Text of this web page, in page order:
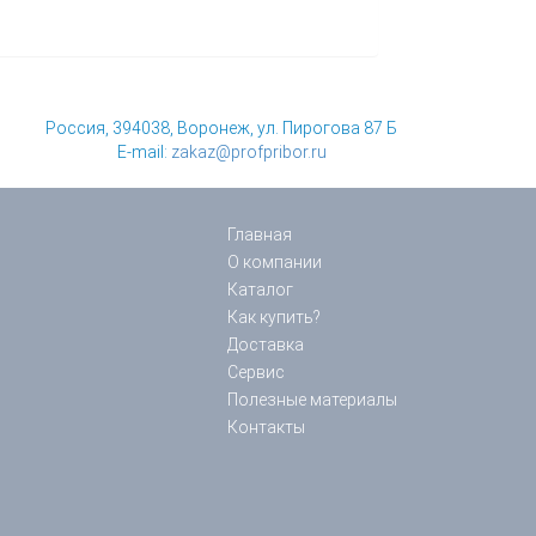
Россия, 394038, Воронеж, ул. Пирогова 87 Б
E-mail: zakaz@profpribor.ru
Главная
О компании
Каталог
Как купить?
Доставка
Сервис
Полезные материалы
Контакты